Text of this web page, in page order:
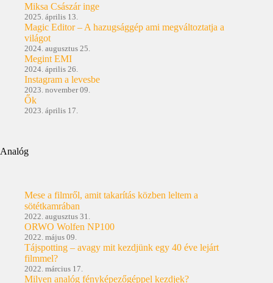
Miksa Császár inge
2025. április 13.
Magic Editor – A hazugsággép ami megváltoztatja a
világot
2024. augusztus 25.
Megint EMI
2024. április 26.
Instagram a levesbe
2023. november 09.
Ők
2023. április 17.
Analóg
Mese a filmről, amit takarítás közben leltem a
sötétkamrában
2022. augusztus 31.
ORWO Wolfen NP100
2022. május 09.
Tájspotting – avagy mit kezdjünk egy 40 éve lejárt
filmmel?
2022. március 17.
Milyen analóg fényképezőgéppel kezdjek?